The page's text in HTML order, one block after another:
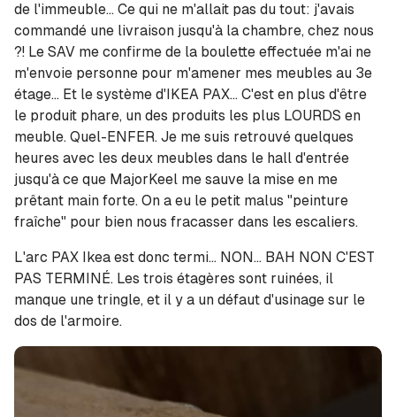
de l'immeuble... Ce qui ne m'allait pas du tout: j'avais
commandé une livraison jusqu'à la chambre, chez nous
?! Le SAV me confirme de la boulette effectuée m'ai ne
m'envoie personne pour m'amener mes meubles au 3e
étage... Et le système d'IKEA PAX... C'est en plus d'être
le produit phare, un des produits les plus LOURDS en
meuble. Quel-ENFER. Je me suis retrouvé quelques
heures avec les deux meubles dans le hall d'entrée
jusqu'à ce que MajorKeel me sauve la mise en me
prêtant main forte. On a eu le petit malus "peinture
fraîche" pour bien nous fracasser dans les escaliers.
L'arc PAX Ikea est donc termi... NON... BAH NON C'EST
PAS TERMINÉ. Les trois étagères sont ruinées, il
manque une tringle, et il y a un défaut d'usinage sur le
dos de l'armoire.